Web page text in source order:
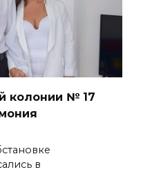
колонии № 17
в